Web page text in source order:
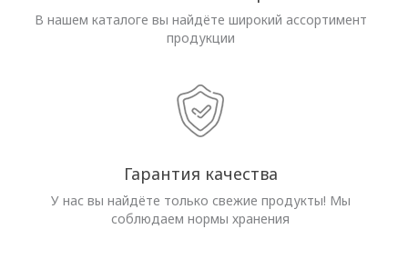
В нашем каталоге вы найдёте широкий ассортимент
продукции
Гарантия качества
У нас вы найдёте только свежие продукты! Мы
соблюдаем нормы хранения